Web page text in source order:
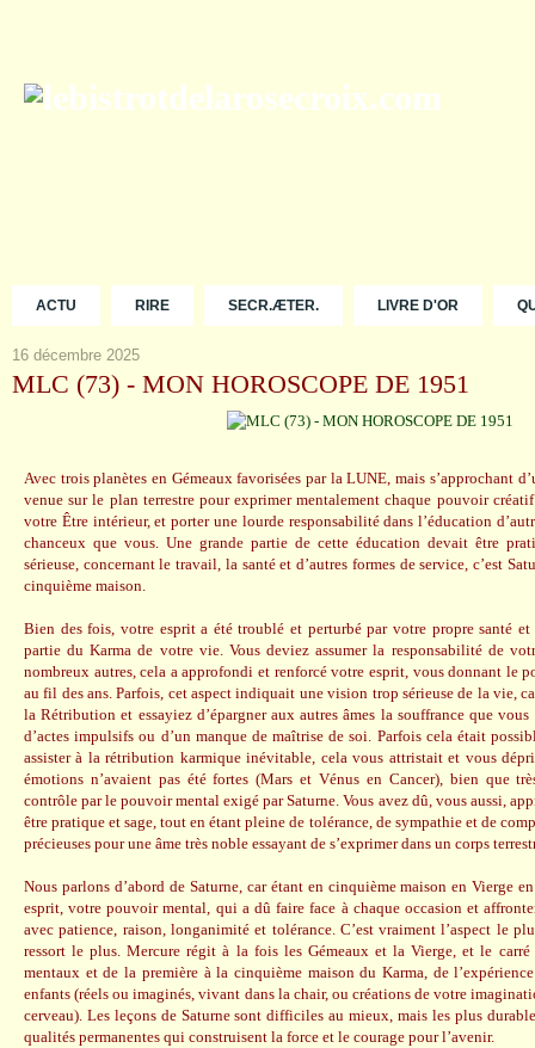
ACTU RIRE SECR.ÆTER. LIVRE D'OR
16 décembre 2025
MLC (73) - MON HOROSCOPE DE 1951
Avec trois planètes en Gémeaux favorisées par la LUNE, mais s’approchant
venue sur le plan terrestre pour exprimer mentalement chaque pouvoir
votre Être intérieur, et porter une lourde responsabilité dans l’éducation
chanceux que vous. Une grande partie de cette éducation devait être
sérieuse, concernant le travail, la santé et d’autres formes de service, c’est
cinquième maison.
Bien des fois, votre esprit a été troublé et perturbé par votre propre santé et
partie du Karma de votre vie. Vous deviez assumer la responsabilité de
nombreux autres, cela a approfondi et renforcé votre esprit, vous donnant le
au fil des ans. Parfois, cet aspect indiquait une vision trop sérieuse de la vie,
la Rétribution et essayiez d’épargner aux autres âmes la souffrance que
d’actes impulsifs ou d’un manque de maîtrise de soi. Parfois cela était
assister à la rétribution karmique inévitable, cela vous attristait et vous
émotions n’avaient pas été fortes (Mars et Vénus en Cancer), bien que
contrôle par le pouvoir mental exigé par Saturne. Vous avez dû, vous aussi,
être pratique et sage, tout en étant pleine de tolérance, de sympathie et de
précieuses pour une âme très noble essayant de s’exprimer dans un corps
Nous parlons d’abord de Saturne, car étant en cinquième maison en Vierge
esprit, votre pouvoir mental, qui a dû faire face à chaque occasion et
avec patience, raison, longanimité et tolérance. C’est vraiment l’aspect le
ressort le plus. Mercure régit à la fois les Gémeaux et la Vierge, et le carré
mentaux et de la première à la cinquième maison du Karma, de
enfants (réels ou imaginés, vivant dans la chair, ou créations de votre
cerveau). Les leçons de Saturne sont difficiles au mieux, mais les plus
qualités permanentes qui construisent la force et le courage pour l’avenir.